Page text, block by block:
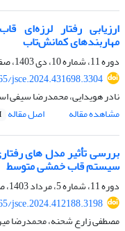
ارزیابی رفتار
مهاربندهای کمانش‌تاب
دوره 11، شماره 10، دی 1403، صفحه
jsce.2024.431698.3304
نادر هویدایی، محمدرضا سیفی
مشاهده مقاله
اصل مقاله
بررسی تأثیر مدل های
سیستم قاب خمشی متوسط
دوره 11، شماره 5، مرداد 1403، صفحه
jsce.2024.412188.3198
مصطفی زارع شحنه، محمدرضا